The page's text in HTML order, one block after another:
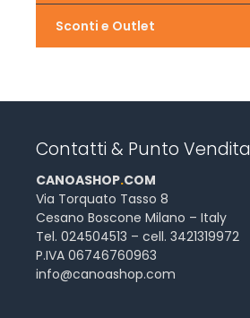
Sconti e Outlet
Contatti & Punto Vendita
CANOASHOP.COM
Via Torquato Tasso 8
Cesano Boscone Milano – Italy
Tel. 024504513 – cell. 3421319972
P.IVA 06746760963
info@canoashop.com